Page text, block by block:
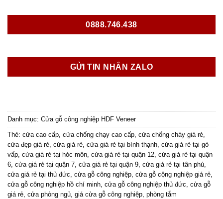
0888.746.438
GỬI TIN NHẮN ZALO
Danh mục: Cửa gỗ công nghiệp HDF Veneer
Thẻ: cửa cao cấp, cửa chống chạy cao cấp, cửa chống cháy giá rẻ,
cửa đẹp giá rẻ, cửa giá rẻ, cửa giá rẻ tại bình thạnh, cửa giá rẻ tại gò
vấp, cửa giá rẻ tại hóc môn, cửa giá rẻ tại quận 12, cửa giá rẻ tại quận
6, cửa giá rẻ tại quận 7, cửa giá rẻ tại quận 9, cửa giá rẻ tại tân phú,
cửa giá rẻ tại thủ đức, cửa gỗ công nghiệp, cửa gỗ cộng nghiệp giá rẻ,
cửa gỗ công nghiệp hồ chí minh, cửa gỗ công nghiệp thủ đức, cửa gỗ
giá rẻ, cửa phòng ngủ, giá cửa gỗ công nghiệp, phòng tắm